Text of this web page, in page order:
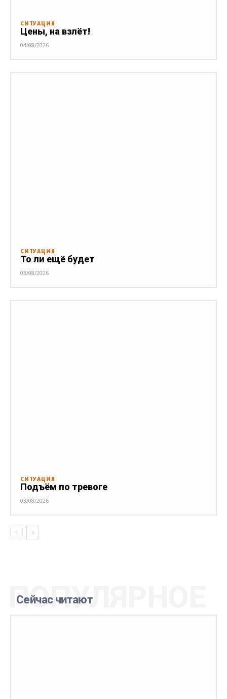
СИТУАЦИЯ
Цены, на взлёт!
04/08/2026
СИТУАЦИЯ
То ли ещё будет
03/08/2026
СИТУАЦИЯ
Подъём по тревоге
03/08/2026
Сейчас читают
ПОПУЛЯРНОЕ